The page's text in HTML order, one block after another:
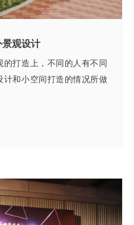
观设计
打造上，不同的人有不同
计和小空间打造的情况所做